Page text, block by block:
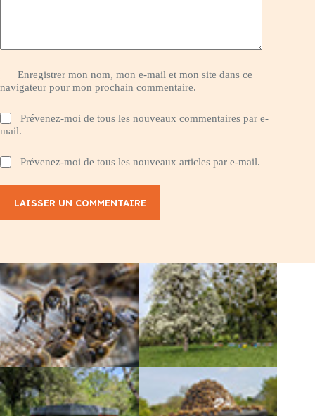
Enregistrer mon nom, mon e-mail et mon site dans ce
navigateur pour mon prochain commentaire.
Prévenez-moi de tous les nouveaux commentaires par e-
mail.
Prévenez-moi de tous les nouveaux articles par e-mail.
LAISSER UN COMMENTAIRE